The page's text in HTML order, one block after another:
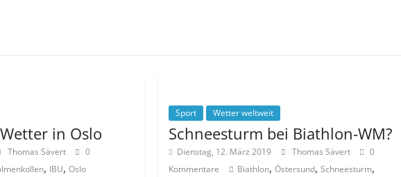
in Oslo
Thomas Sävert
0
, IBU, Oslo
Sport Wetter weltweit
Schneesturm bei Biathlon-WM?
Dienstag, 12. März 2019 Thomas Sävert
0
Kommentare
Biathlon,Östersund,Schneesturm,